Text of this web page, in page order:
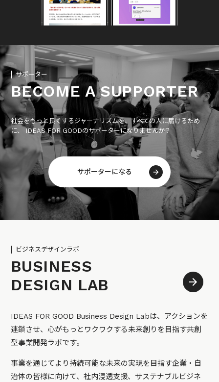
サポーター
BECOME A SUPPORTER
社会をもっと良くするジャーナリズムを、すべての人に届けるため
に、 IDEAS FOR GOODのサポーターになりませんか？
サポーターになる
ビジネスデザインラボ
BUSINESS
DESIGN LAB
IDEAS FOR GOOD Business Design Labは、アクションを
連鎖させ、心がもっとワクワクする未来創りを目指す共創
型事業開発ラボです。
事業を通じてより持続可能な未来の実現を目指す企業・自
治体の皆様に向けて、社内浸透支援、サステナブルビジネ